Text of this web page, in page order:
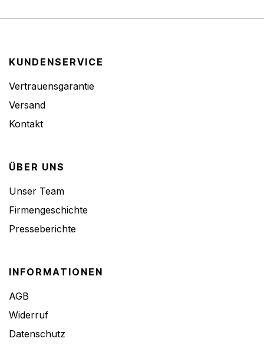
KUNDENSERVICE
Vertrauensgarantie
Versand
Kontakt
ÜBER UNS
Unser Team
Firmengeschichte
Presseberichte
INFORMATIONEN
AGB
Widerruf
Datenschutz